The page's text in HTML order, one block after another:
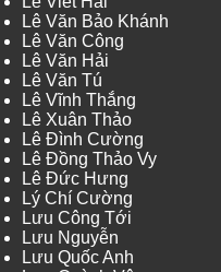
Lê Văn Bảo Khánh
Lê Văn Công
Lê Văn Hải
Lê Văn Tú
Lê Vĩnh Thắng
Lê Xuân Thảo
Lê Đình Cường
Lê Đồng Thảo Vy
Lê Đức Hưng
Lý Chí Cường
Lưu Công Tới
Lưu Nguyễn
Lưu Quốc Anh